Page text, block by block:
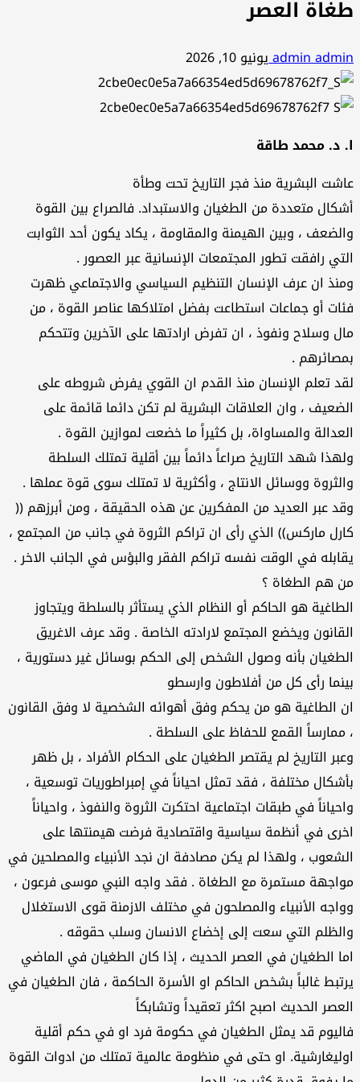
طغاة العصر
admin adminيونيو 10, 2026
ا. د. محمد طاقة
عاشت البشرية منذ فجر التاريخ تحت وطأة
أشكال متعددة من الطغيان والاستبداد. فالصراع بين القوة
والضعف ، وبين الهيمنة والمقاومة ، يكاد يكون أحد الثوابت
التي رافقت تطور المجتمعات الإنسانية عبر العصور .
ومنذ ان عرف الإنسان التنظيم السياسي والاجتماعي ظهرت
فئات أو جماعات استطاعت بفضل امتلاكها عناصر القوة ، من
مال وسلاح ونفوذ ، ان تفرض ارادتها على الآخرين وتتحكم
بمصائرهم .
لقد تعلم الإنسان منذ القدم ان القوي يفرض شروطه على
الضعيف ، وان العلاقات البشرية لم تكن دائما قائمة على
العدالة والمساواة، بل كثيراً ما خضعت لموازين القوة .
ولهذا شهد التاريخ صراعاً دائماً بين أقلية تمتلك السلطة
والثروة ووسائل الانتاج ، وأكثرية لا تمتلك سوى قوة عملها .
وقد عبر العديد من المفكرين عن هذه الحقيقة ، ومن أبرزهم ((
كارل ماركس)) الذي رأى ان تراكم الثروة في جانب من المجتمع ،
يقابله في الوقت نفسه تراكم الفقر والبؤس في الجانب الاخر .
من هم الطغاة ؟
الطاغية هو الحاكم أو النظام الذي يستأثر بالسلطة ويتجاوز
القانون ويخضع المجتمع لارادته الخاصة . وقد عرف الاغريق
الطغيان بأنه وصول الشخص إلى الحكم بوسائل غير دستورية ،
بينما رأى كل من أفلاطون وارسطو
ان الطاغية هو من يحكم وفق أهوائه الشخصية لا وفق القانون
، ممارساً القمع للحفاظ على السلطة .
وعبر التاريخ لم يقتصر الطغيان على الحكام الأفراد ، بل ظهر
بأشكال مختلفة ، فقد تمثل احياناً في إمبراطوريات توسعية ،
واحياناً في طبقات اجتماعية احتكرت الثروة والنفوذ ، واحياناً
اخرى في أنظمة سياسية واقتصادية فرضت هيمنتها على
الشعوب ، ولهذا لم يكن مصادفة ان نجد الأنبياء والمصلحين في
مواجهة مستمرة مع الطغاة . فقد واجه النبي موسى فرعون ،
وواجه الأنبياء والمصلحون في مختلف الازمنة قوى الاستغلال
والظلم التي سعت إلى إخضاع الانسان وسلب حقوقه .
اما الطغيان في العصر الحديث ، إذا كان الطغيان في الماضي
يرتبط غالباً بشخص الحاكم او الأسرة الحاكمة ، فان الطغيان في
العصر الحديث اصبح اكثر تعقيداً وتشابكاً
فاليوم قد يمثل الطغيان في حكومة فرد او في حكم أقلية
اوليغارشية. او حتى في منظومة عالمية تمتلك من ادوات القوة